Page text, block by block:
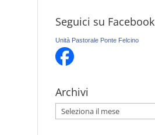
Seguici su Facebook
Unità Pastorale Ponte Felcino
Archivi
Archivi